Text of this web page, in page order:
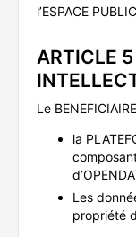
l’ESPACE
ARTICLE
Le
la
Les
propriété